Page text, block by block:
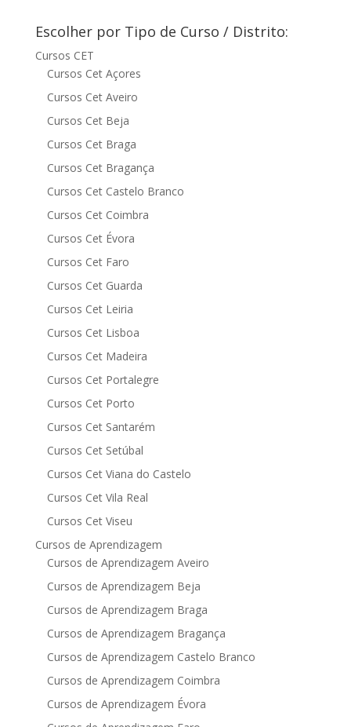
Escolher por Tipo de Curso / Distrito:
Cursos CET
Cursos Cet Açores
Cursos Cet Aveiro
Cursos Cet Beja
Cursos Cet Braga
Cursos Cet Bragança
Cursos Cet Castelo Branco
Cursos Cet Coimbra
Cursos Cet Évora
Cursos Cet Faro
Cursos Cet Guarda
Cursos Cet Leiria
Cursos Cet Lisboa
Cursos Cet Madeira
Cursos Cet Portalegre
Cursos Cet Porto
Cursos Cet Santarém
Cursos Cet Setúbal
Cursos Cet Viana do Castelo
Cursos Cet Vila Real
Cursos Cet Viseu
Cursos de Aprendizagem
Cursos de Aprendizagem Aveiro
Cursos de Aprendizagem Beja
Cursos de Aprendizagem Braga
Cursos de Aprendizagem Bragança
Cursos de Aprendizagem Castelo Branco
Cursos de Aprendizagem Coimbra
Cursos de Aprendizagem Évora